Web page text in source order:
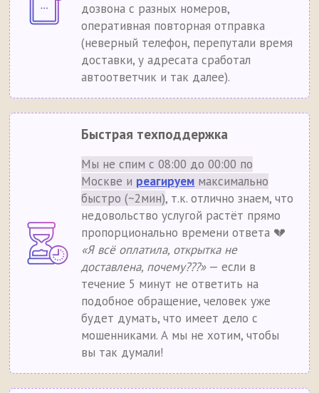
дозвона с разных номеров,
оперативная повторная отправка
(неверный телефон, перепутали время
доставки, у адресата сработал
автоответчик и так далее).
Быстрая техподдержка
Мы не спим с 08:00 до 00:00 по
Москве и реагируем максимально
быстро (~2мин), т.к. отлично знаем, что
недовольство услугой растёт прямо
пропорционально времени ответа 💔
«Я всё оплатила, открытка не
доставлена, почему???»— если в
течение 5 минут не ответить на
подобное обращение, человек уже
будет думать, что имеет дело с
мошенниками. А мы не хотим, чтобы
вы так думали!